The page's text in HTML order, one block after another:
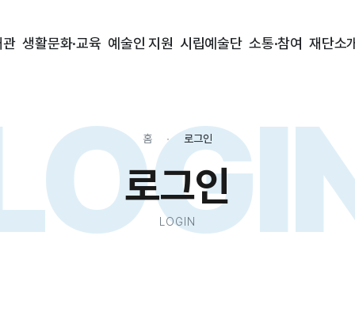
관 생활문화·교육 예술인 지원 시립예술단 소통·참여 재단소
홈 로그인
로그인
LOGIN